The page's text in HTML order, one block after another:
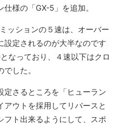
様の「GX-5」を追加。
ッションの５速は、オーバー
設定されるのが大半なのです
なっており、４速以下はクロ
した。
定さるところを「ヒューラン
アウトを採用してリバースと
フト出来るようにして、スポ